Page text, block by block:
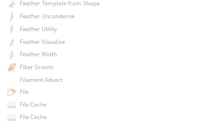
Feather Template from Shape
Feather Uncondense
Feather Utility
Feather Visualize
Feather Width
Fiber Groom
Filament Advect
File
File Cache
File Cache